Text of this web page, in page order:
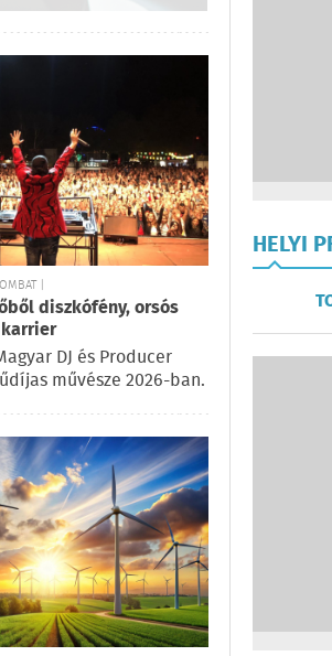
|
diszkófény, orsós
DJ és Producer
művésze 2026-ban.
HELYI